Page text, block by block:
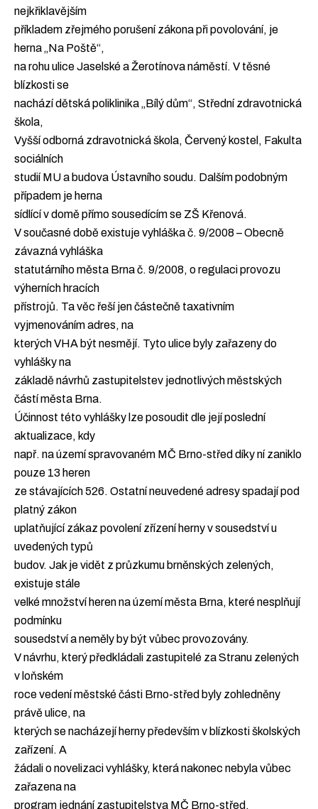
nejkřiklavějším
příkladem zřejmého porušení zákona při povolování, je
herna „Na Poště“,
na rohu ulice Jaselské a Žerotínova náměstí. V těsné
blízkosti se
nachází dětská poliklinika „Bílý dům“, Střední zdravotnická
škola,
Vyšší odborná zdravotnická škola, Červený kostel, Fakulta
sociálních
studií MU a budova Ústavního soudu. Dalším podobným
případem je herna
sídlící v domě přímo sousedícím se ZŠ Křenová.
V současné době existuje vyhláška č. 9/2008 – Obecně
závazná vyhláška
statutárního města Brna č. 9/2008, o regulaci provozu
výherních hracích
přístrojů. Ta věc řeší jen částečně taxativním
vyjmenováním adres, na
kterých VHA být nesmějí. Tyto ulice byly zařazeny do
vyhlášky na
základě návrhů zastupitelstev jednotlivých městských
částí města Brna.
Účinnost této vyhlášky lze posoudit dle její poslední
aktualizace, kdy
např. na území spravovaném MČ Brno-střed díky ní zaniklo
pouze 13 heren
ze stávajících 526. Ostatní neuvedené adresy spadají pod
platný zákon
uplatňující zákaz povolení zřízení herny v sousedství u
uvedených typů
budov. Jak je vidět z průzkumu brněnských zelených,
existuje stále
velké množství heren na území města Brna, které nesplňují
podmínku
sousedství a neměly by být vůbec provozovány.
V návrhu, který předkládali zastupitelé za Stranu zelených
v loňském
roce vedení městské části Brno-střed byly zohledněny
právě ulice, na
kterých se nacházejí herny především v blízkosti školských
zařízení. A
žádali o novelizaci vyhlášky, která nakonec nebyla vůbec
zařazena na
program jednání zastupitelstva MČ Brno-střed.